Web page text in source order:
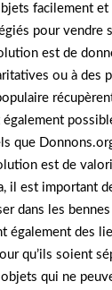
facilement
pour vendre
est de
ou à des
que
est de
il est important
dans les
également des
qu’ils soient
qui ne